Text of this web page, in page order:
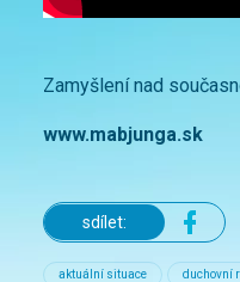
Zamyšlení nad
www.mabjunga.sk
sdílet:
aktuální situace duchovní